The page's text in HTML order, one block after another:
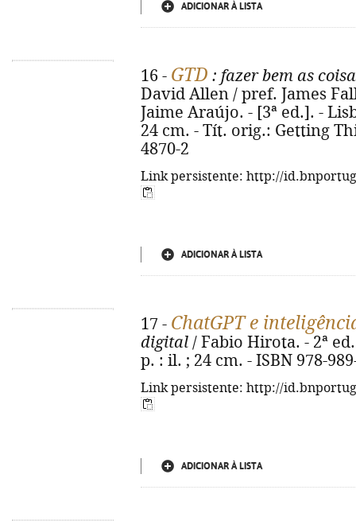
ADICIONAR À LISTA
16 - GTD : fazer bem as
David Allen / pref. James
Jaime Araújo. - [3ª ed.]. -
24 cm. - Tít. orig.: Getting
4870-2
Link persistente: http://
ADICIONAR À LISTA
17 - ChatGPT e
digital / Fabio Hirota. - 2ª
p. : il. ; 24 cm. - ISBN 978-
Link persistente: http://
ADICIONAR À LISTA